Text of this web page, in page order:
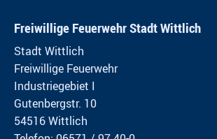
Freiwillige Feuerwehr Stadt Wittlich
Stadt Wittlich
Freiwillige Feuerwehr
Industriegebiet I
Gutenbergstr. 10
54516 Wittlich